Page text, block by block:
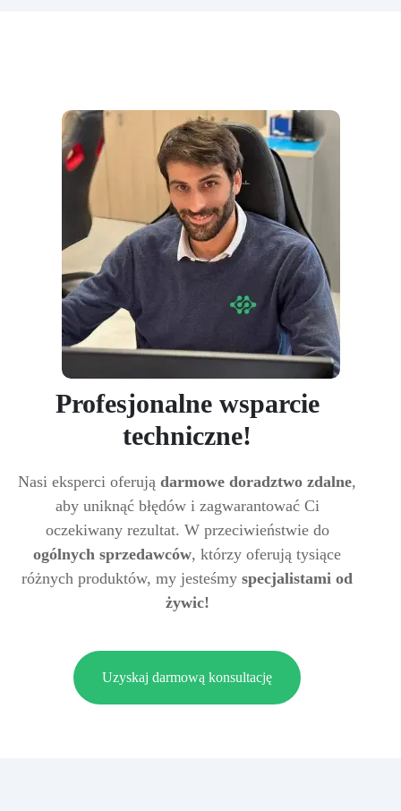
Profesjonalne wsparcie
techniczne!
Nasi eksperci oferują darmowe doradztwo zdalne,
aby uniknąć błędów i zagwarantować Ci
oczekiwany rezultat. W przeciwieństwie do
ogólnych sprzedawców, którzy oferują tysiące
różnych produktów, my jesteśmy specjalistami od
żywic!
Uzyskaj darmową konsultację